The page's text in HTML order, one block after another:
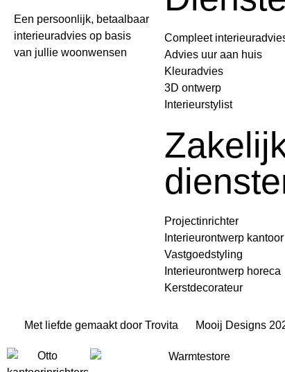
Een persoonlijk, betaalbaar
interieuradvies op basis
van jullie woonwensen
Compleet
Advies uur aan huis
Kleuradvies
3D ontwerp
Interieurstylist
Projectinrichter
Interieurontwerp kantoor
Vastgoedstyling
Interieurontwerp horeca
Kerstdecorateur
Met liefde gemaakt door Trovita Mooij Designs